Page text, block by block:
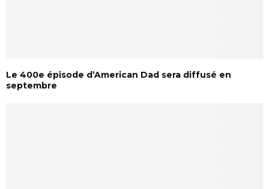
Le 400e épisode d’American Dad sera diffusé en
septembre